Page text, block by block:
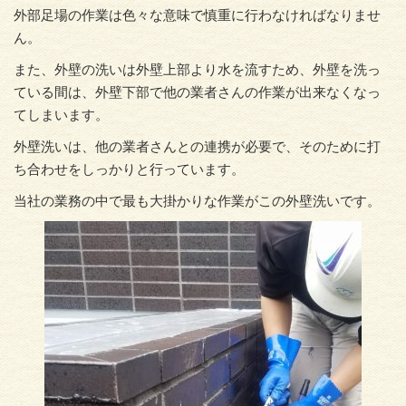
外部足場の作業は色々な意味で慎重に行わなければなりませ
ん。
また、外壁の洗いは外壁上部より水を流すため、外壁を洗っ
ている間は、外壁下部で他の業者さんの作業が出来なくなっ
てしまいます。
外壁洗いは、他の業者さんとの連携が必要で、そのために打
ち合わせをしっかりと行っています。
当社の業務の中で最も大掛かりな作業がこの外壁洗いです。